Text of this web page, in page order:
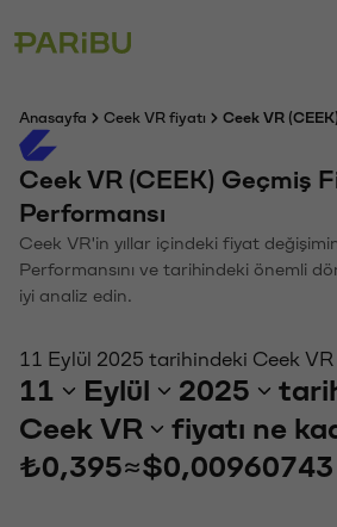
Anasayfa Ceek VR fiyatı Ceek VR
Ceek VR (CEEK) Geçmiş
Performansı
Ceek VR'in yıllar içindeki fiyat
Performansını ve tarihindeki önemli
iyi analiz edin.
11 Eylül 2025 tarihindeki Ceek VR
11 Eylül 2025
Ceek VR
fiyatı ne
₺0,395≈$0,00960743